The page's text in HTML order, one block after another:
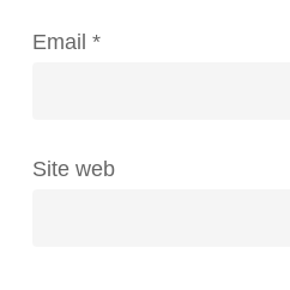
Email *
Site web